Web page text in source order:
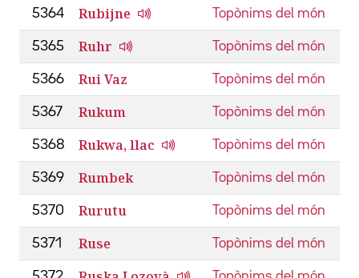
5364 Rubijne Topònims del món
5365 Ruhr Topònims del món
5366 Rui Vaz Topònims del món
5367 Rukum Topònims del món
5368 Rukwa, llac Topònims del món
5369 Rumbek Topònims del món
5370 Rurutu Topònims del món
5371 Ruse Topònims del món